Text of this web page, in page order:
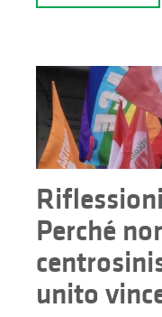
Perché
unito